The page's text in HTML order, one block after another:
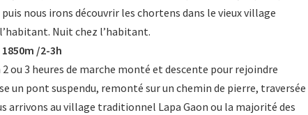
nous irons découvrir les chortens dans le vieux village
Nuit chez l’habitant.
/2-3h
ou 3 heures de marche monté et descente pour rejoindre
un pont suspendu, remonté sur un chemin de pierre, traversée
arrivons au village traditionnel Lapa Gaon ou la majorité des